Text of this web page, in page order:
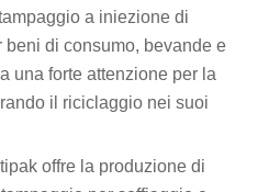
a iniezione di
beni di consumo, bevande e
una forte attenzione per la
il riciclaggio nei suoi
offre la produzione di